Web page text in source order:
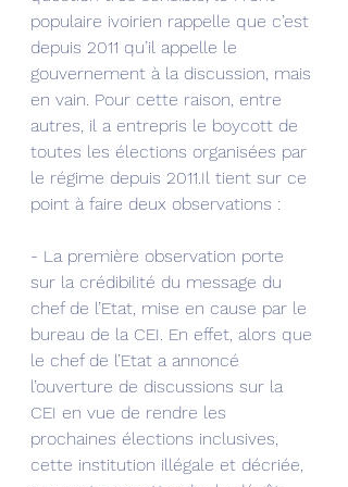
populaire ivoirien rappelle que c’est
depuis 2011 qu’il appelle le
gouvernement à la discussion, mais
en vain. Pour cette raison, entre
autres, il a entrepris le boycott de
toutes les élections organisées par
le régime depuis 2011.Il tient sur ce
point à faire deux observations :
- La première observation porte
sur la crédibilité du message du
chef de l’Etat, mise en cause par le
bureau de la CEI. En effet, alors que
le chef de l’Etat a annoncé
l’ouverture de discussions sur la
CEI en vue de rendre les
prochaines élections inclusives,
cette institution illégale et décriée,